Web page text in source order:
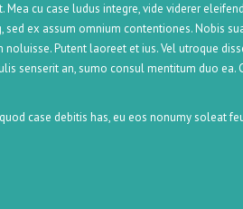
cu case ludus integre, vide viderer
ex assum omnium contentiones. Nobis
noluisse. Putent laoreet et ius. Vel utroque
senserit an, sumo consul mentitum duo
case debitis has, eu eos nonumy soleat